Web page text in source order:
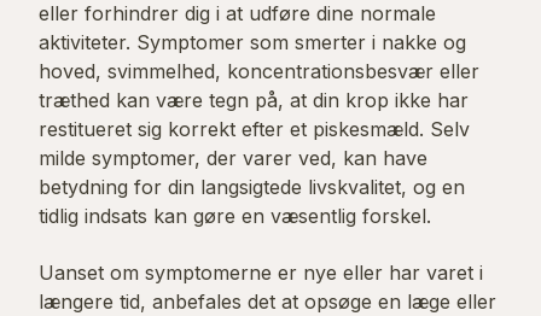
eller forhindrer dig i at udføre dine normale
aktiviteter. Symptomer som smerter i nakke og
hoved, svimmelhed, koncentrationsbesvær eller
træthed kan være tegn på, at din krop ikke har
restitueret sig korrekt efter et piskesmæld. Selv
milde symptomer, der varer ved, kan have
betydning for din langsigtede livskvalitet, og en
tidlig indsats kan gøre en væsentlig forskel.
Uanset om symptomerne er nye eller har varet i
længere tid, anbefales det at opsøge en læge eller